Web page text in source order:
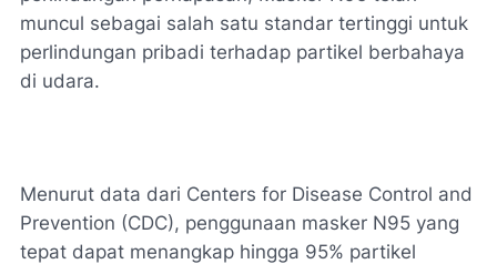
muncul sebagai salah satu standar tertinggi untuk
perlindungan pribadi terhadap partikel berbahaya
di udara.
Menurut data dari Centers for Disease Control and
Prevention (CDC), penggunaan masker N95 yang
tepat dapat menangkap hingga 95% partikel